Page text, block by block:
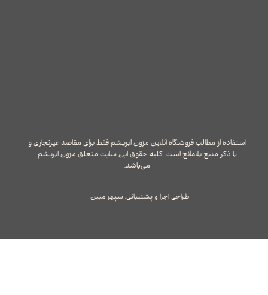
طراحی اجرا و پشتیبانی: سپهر مبین
استفاده از مطالب فروشگاه آنلاین مزون ابریشم فقط برای مقاصد غیرتجاری و
با ذکر منبع بلامانع است. کلیه حقوق این سایت متعلق مزون ابریشم
می‌باشد.